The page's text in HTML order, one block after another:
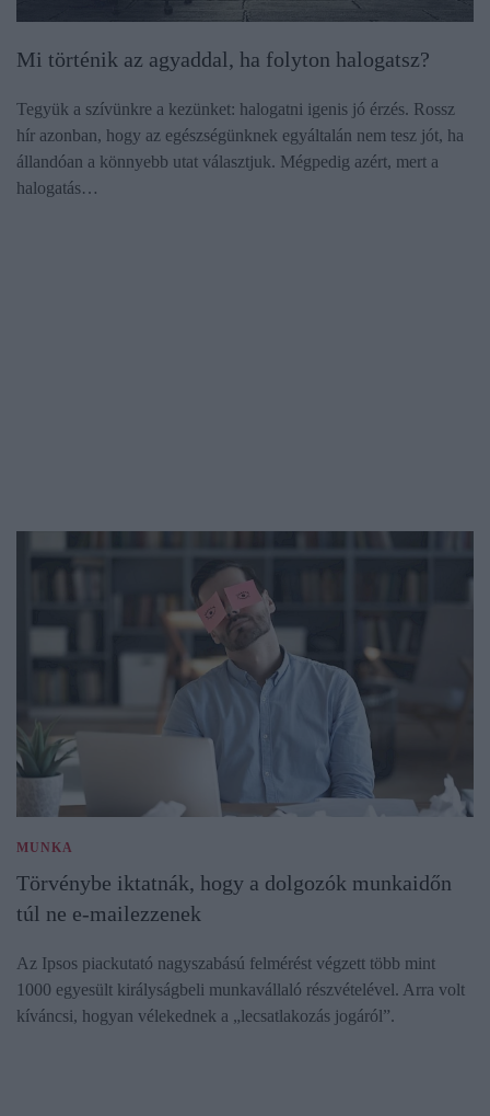
Mi történik az agyaddal, ha folyton halogatsz?
Tegyük a szívünkre a kezünket: halogatni igenis jó érzés. Rossz
hír azonban, hogy az egészségünknek egyáltalán nem tesz jót, ha
állandóan a könnyebb utat választjuk. Mégpedig azért, mert a
halogatás…
MUNKA
Törvénybe iktatnák, hogy a dolgozók munkaidőn
túl ne e-mailezzenek
Az Ipsos piackutató nagyszabású felmérést végzett több mint
1000 egyesült királyságbeli munkavállaló részvételével. Arra volt
kíváncsi, hogyan vélekednek a „lecsatlakozás jogáról”.